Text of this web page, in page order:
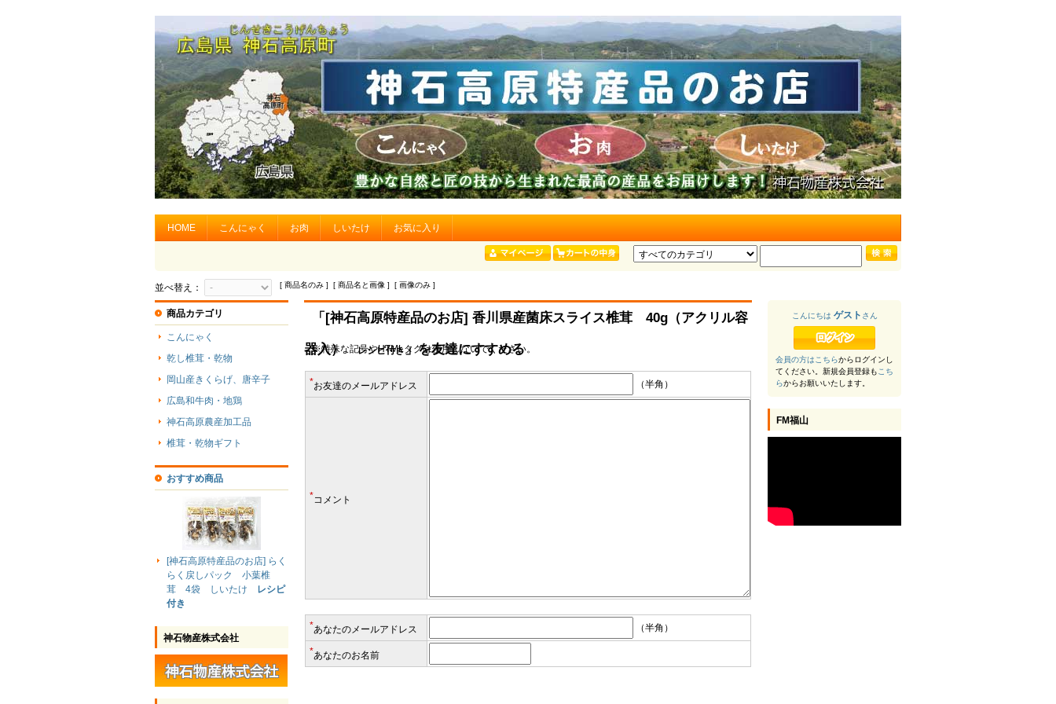
HOME こんにゃく お肉 しいたけ お気に入り
並べ替え： [ 商品名のみ ] [ 商品名と画像 ] [ 画像のみ ]
「[神石高原特産品のお店] 香川県産菌床スライス椎茸 40g（アクリル容
器入）レシピ付き」を友達にすすめる
※特殊な記号やHTMLタグは使用しないでください。
*お友達のメールアドレス （半角）
*コメント
*あなたのメールアドレス （半角）
*あなたのお名前
商品カテゴリ
こんにゃく
乾し椎茸・乾物
岡山産きくらげ、唐辛子
広島和牛肉・地鶏
神石高原農産加工品
椎茸・乾物ギフト
おすすめ商品
[神石高原特産品のお店] らく
らく戻しパック 小葉椎
茸 4袋 しいたけ
レシピ
付き
神石物産株式会社
こんにちは ゲスト さん
会員の方はこちらからログインし
てください。新規会員登録もこち
らからお願いいたします。
FM福山